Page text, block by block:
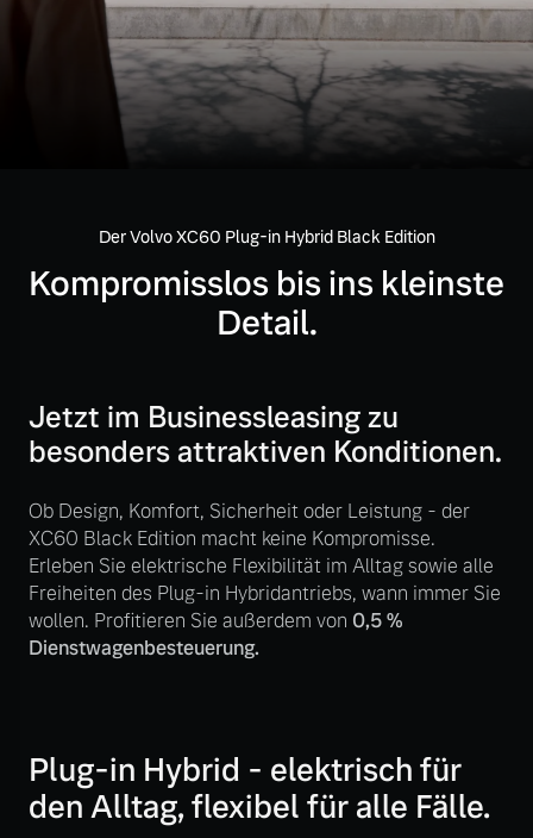
Mild-Hybrid
4 Modelle
Geschäftskunden
Editionsmodelle
Angebot anfragen
Fahrzeug konfigurieren
Sofort verfügbare Fahrzeuge
Volvo Selekt
Gebrauchtwagen
Volvo Gebrauchtwagenbörse
Gebrauchtwagen
Aktuelle Zubehörangebote
Zubehörkatalog
Service by Volvo
Sie erhalten bei uns eine
Vielzahl von Original
Volvo Winter- und
Sommer Kompletträder.
Bitte sprechen Sie uns
direkt an.
Frühjahrscheck
Kontakt und Anfahrt
Unsere News & Events
Der Volvo XC60 Plug-in Hybrid Black Edition
Kompromisslos bis ins kleinste
Detail.
Jetzt im Businessleasing zu
besonders attraktiven Konditionen.
Ob Design, Komfort, Sicherheit oder Leistung - der
XC60 Black Edition macht keine Kompromisse.
Erleben Sie elektrische Flexibilität im Alltag sowie alle
Freiheiten des Plug-in Hybridantriebs, wann immer Sie
wollen. Profitieren Sie außerdem von 0,5 %
Dienstwagenbesteuerung.
Plug-in Hybrid - elektrisch für
den Alltag, flexibel für alle Fälle.